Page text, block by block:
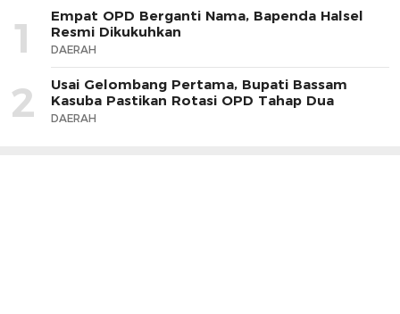
1
Empat OPD Berganti Nama, Bapenda Halsel
Resmi Dikukuhkan
DAERAH
2
Usai Gelombang Pertama, Bupati Bassam
Kasuba Pastikan Rotasi OPD Tahap Dua
DAERAH